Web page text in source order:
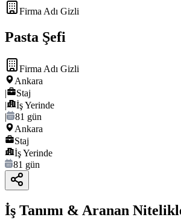
Firma Adı Gizli
Pasta Şefi
Firma Adı Gizli
Ankara
|
Staj
|
İş Yerinde
|
81 gün
Ankara
Staj
İş Yerinde
81 gün
İş Tanımı & Aranan